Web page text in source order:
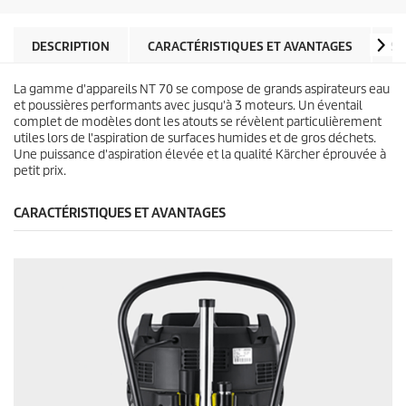
d
t
eDESCRIPTION CARACTÉRISTIQUES ET AVANTAGES
La gamme d'appareils NT 70 se compose de grands aspirateurs eau
et poussières performants avec jusqu'à 3 moteurs. Un éventail
complet de modèles dont les atouts se révèlent particulièrement
utiles lors de l'aspiration de surfaces humides et de gros déchets.
Une puissance d'aspiration élevée et la qualité Kärcher éprouvée à
petit prix.
CARACTÉRISTIQUES ET AVANTAGES